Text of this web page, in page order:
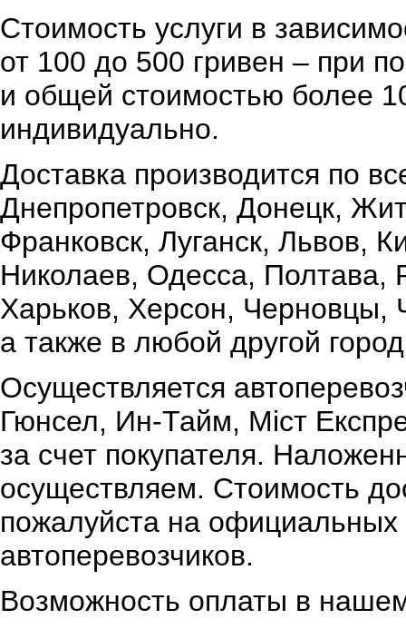
Стоимость услуги в
от 100 до 500 гривен – при
и общей стоимостью более
индивидуально.
Доставка производится по
Днепропетровск, Донецк,
Франковск, Луганск, Львов,
Николаев, Одесса,
Харьков, Херсон, Черновцы,
а также в любой другой
Осуществляется
Гюнсел, Ин-Тайм, Міст
за счет покупателя.
осуществляем. Стоимость
пожалуйста на официальных
автоперевозчиков.
Возможность оплаты в